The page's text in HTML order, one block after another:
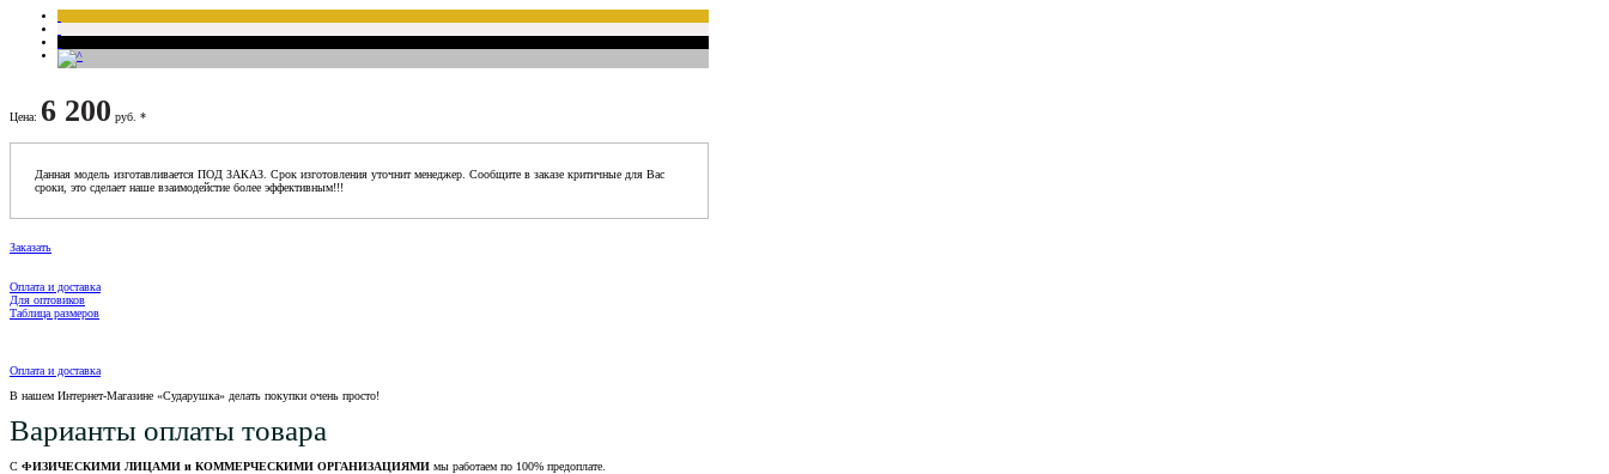
Цена: 6 200 руб. *
Данная модель изготавливается ПОД ЗАКАЗ. Срок изготовления уточнит менеджер. Сообщите в заказе критичные для Вас
сроки, это сделает наше взаимодейстие более эффективным!!!
Заказать
Оплата и доставка
Для оптовиков
Таблица размеров
Оплата и доставка
В нашем Интернет-Магазине «Сударушка» делать покупки очень просто!
Варианты оплаты товара
С ФИЗИЧЕСКИМИ ЛИЦАМИ и КОММЕРЧЕСКИМИ ОРГАНИЗАЦИЯМИ мы работаем по 100% предоплате.